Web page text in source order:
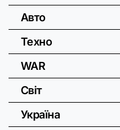
Авто
Техно
WAR
Світ
Україна